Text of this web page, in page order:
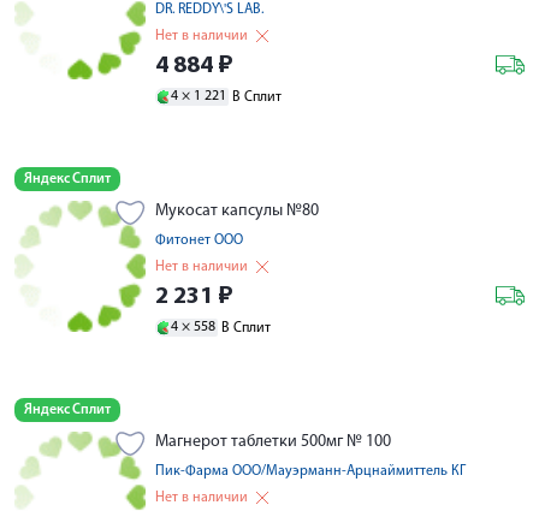
DR. REDDY\'S LAB.
Нет в наличии
4 884 ₽
4 × 1 221 В Сплит
Яндекс Сплит
Мукосат капсулы №80
Фитонет ООО
Нет в наличии
2 231 ₽
4 × 558 В Сплит
Яндекс Сплит
Магнерот таблетки 500мг № 100
Пик-Фарма ООО/Мауэрманн-Арцнаймиттель КГ
Нет в наличии